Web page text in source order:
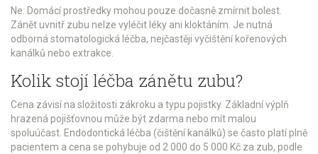
Ne. Domácí prostředky mohou pouze dočasně zmírnit bolest.
Zánět uvnitř zubu nelze vyléčit léky ani kloktáním. Je nutná
odborná stomatologická léčba, nejčastěji vyčištění kořenových
kanálků nebo extrakce.
Kolik stojí léčba zánětu zubu?
Cena závisí na složitosti zákroku a typu pojistky. Základní výplň
hrazená pojišťovnou může být zdarma nebo mít malou
spoluúčast. Endodontická léčba (čištění kanálků) se často platí plně
pacientem a cena se pohybuje od 2 000 do 5 000 Kč za zub, podle